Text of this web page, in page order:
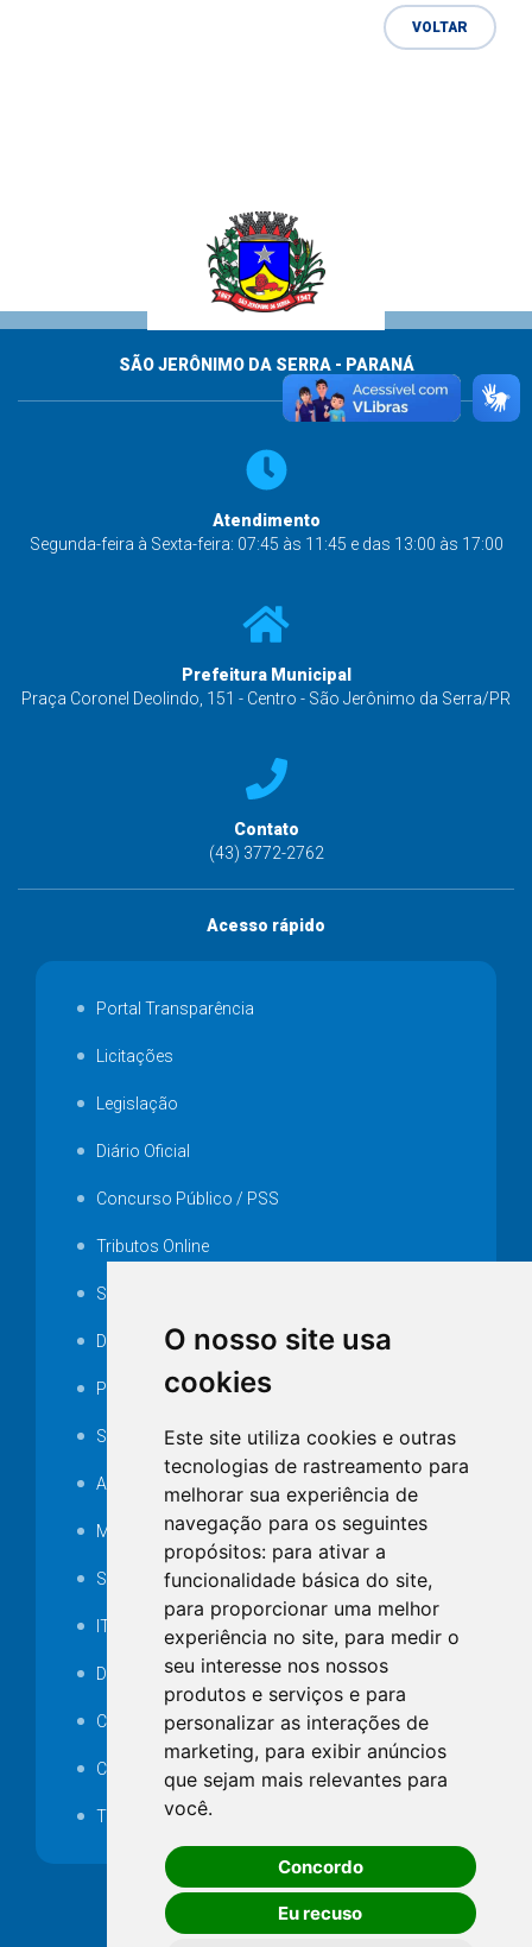
O nosso site usa
cookies
Este site utiliza cookies e outras
tecnologias de rastreamento para
melhorar sua experiência de
navegação para os seguintes
propósitos: para ativar a
funcionalidade básica do site,
para proporcionar uma melhor
experiência no site, para medir o
seu interesse nos nossos
produtos e serviços e para
personalizar as interações de
marketing, para exibir anúncios
que sejam mais relevantes para
você.
Concordo
Eu recuso
VOLTAR
SÃO JERÔNIMO DA SERRA - PARANÁ
Atendimento
Segunda-feira à Sexta-feira: 07:45 às 11:45 e das 13:00 às 17:00
Prefeitura Municipal
Praça Coronel Deolindo, 151 - Centro - São Jerônimo da Serra/PR
Contato
(43) 3772-2762
Acesso rápido
Portal Transparência
Licitações
Legislação
Diário Oficial
Concurso Público / PSS
Tributos Online
Serviços ISS-E
Decretos
Portarias
SAMAE
Audiência pública
MANUTENÇÃO DE ILUMINAÇÃO PÚBLICA
Serviços Técnicos TI
ITR
Desapropriações
Catalogo Eletrônico de Padronização
Consórcios Municipais
Telefones Úteis